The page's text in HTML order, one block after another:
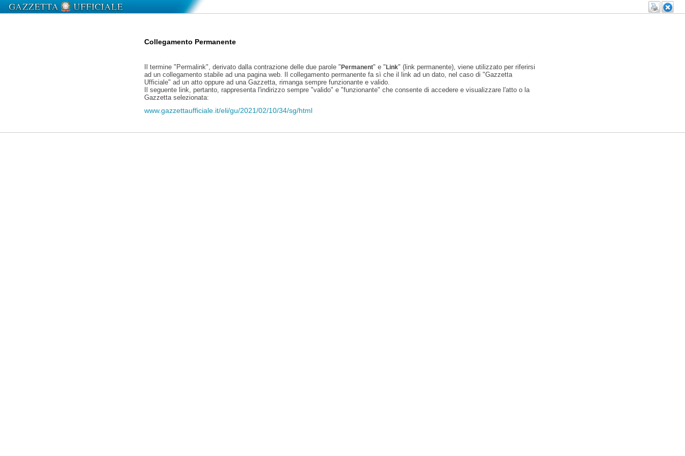
Collegamento Permanente
Il termine "Permalink", derivato dalla contrazione delle due parole "Permanent" e "Link" (link permanente), viene utilizzato per riferirsi
ad un collegamento stabile ad una pagina web. Il collegamento permanente fa sì che il link ad un dato, nel caso di "Gazzetta
Ufficiale" ad un atto oppure ad una Gazzetta, rimanga sempre funzionante e valido.
Il seguente link, pertanto, rappresenta l'indirizzo sempre "valido" e "funzionante" che consente di accedere e visualizzare l'atto o la
Gazzetta selezionata:
www.gazzettaufficiale.it/eli/gu/2021/02/10/34/sg/html